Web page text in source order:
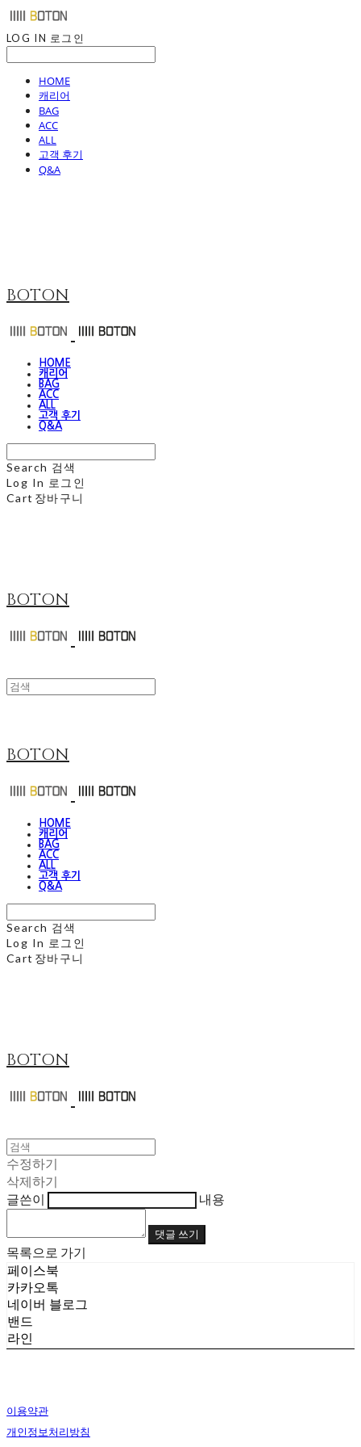
LOG IN 로그인
HOME
캐리어
BAG
ACC
ALL
고객 후기
Q&A
BOTON
HOME
캐리어
BAG
ACC
ALL
고객 후기
Q&A
Search 검색
Log In 로그인
Cart 장바구니
BOTON
BOTON
HOME
캐리어
BAG
ACC
ALL
고객 후기
Q&A
Search 검색
Log In 로그인
Cart 장바구니
BOTON
수정하기
삭제하기
글쓴이
내용
댓글 쓰기
목록으로 가기
페이스북
카카오톡
네이버 블로그
밴드
라인
이용약관
개인정보처리방침